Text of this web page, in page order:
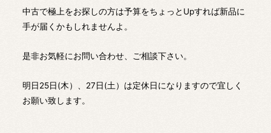
中古で極上をお探しの方は予算をちょっとUpすれば新品に
手が届くかもしれませんよ。
是非お気軽にお問い合わせ、ご相談下さい。
明日25日(木）、27日(土）は定休日になりますので宜しく
お願い致します。